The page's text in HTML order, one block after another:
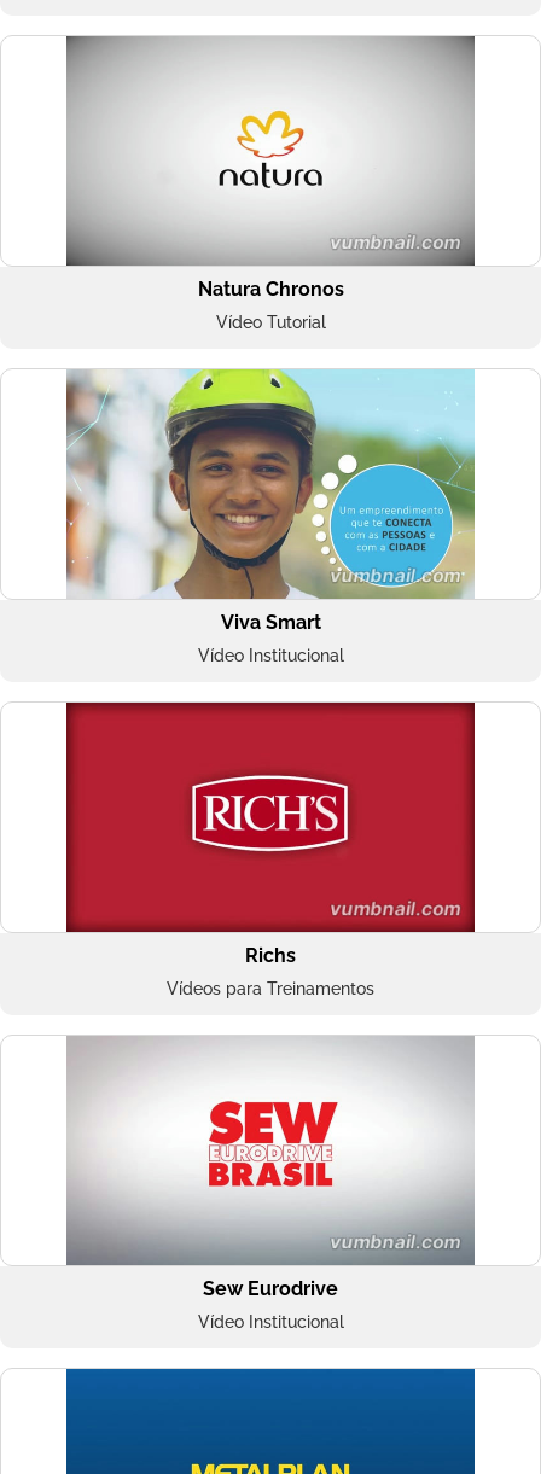
Natura Chronos
Vídeo Tutorial
Viva Smart
Vídeo Institucional
Richs
Vídeos para Treinamentos
Sew Eurodrive
Vídeo Institucional